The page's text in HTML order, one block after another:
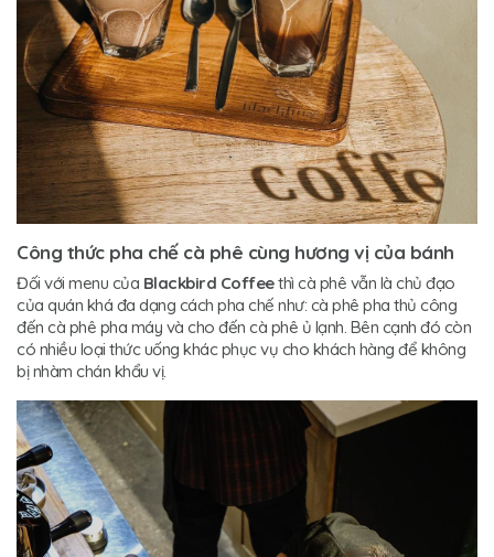
Công thức pha chế cà phê cùng hương vị của bánh
Đối với menu của Blackbird Coffeethì cà phê vẫn là chủ đạo
của quán khá đa dạng cách pha chế như: cà phê pha thủ công
đến cà phê pha máy và cho đến cà phê ủ lạnh. Bên cạnh đó còn
có nhiều loại thức uống khác phục vụ cho khách hàng để không
bị nhàm chán khẩu vị.